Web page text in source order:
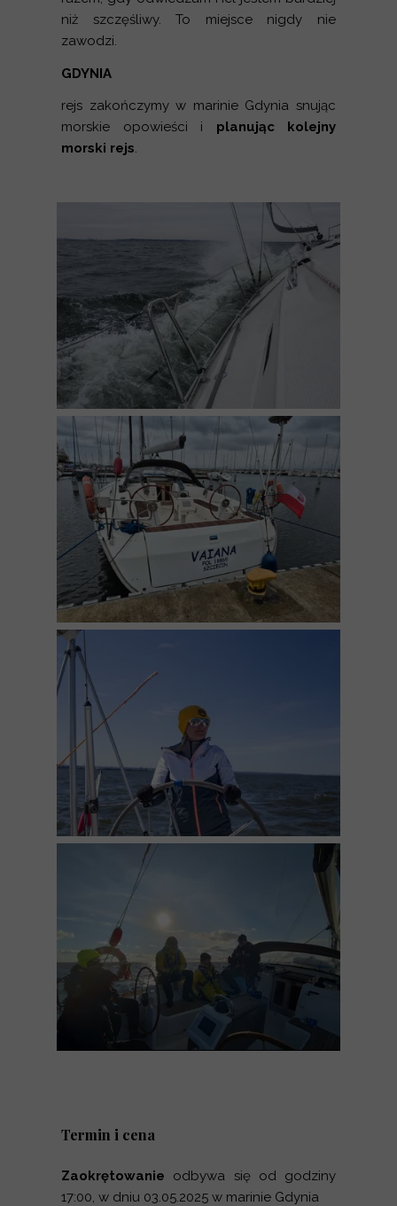
niż szczęśliwy. To miejsce nigdy nie
zawodzi.
GDYNIA
rejs zakończymy w marinie Gdynia snując
morskie opowieści i planując kolejny
morski rejs.
Termin i cena
Zaokrętowanie odbywa się od godziny
17:00, w dniu 03.05.2025 w marinie Gdynia